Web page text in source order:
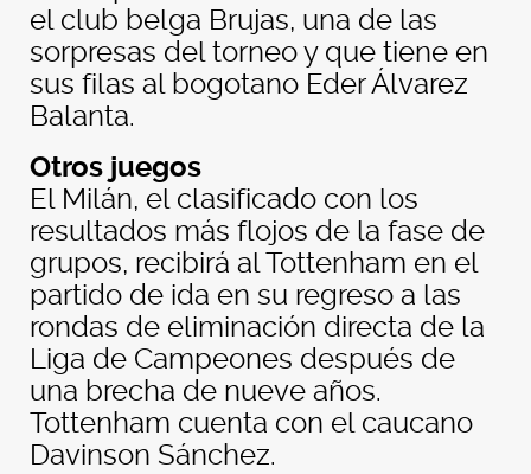
el club belga Brujas, una de las
sorpresas del torneo y que tiene en
sus filas al bogotano Eder Álvarez
Balanta.
Otros juegos
El Milán, el clasificado con los
resultados más flojos de la fase de
grupos, recibirá al Tottenham en el
partido de ida en su regreso a las
rondas de eliminación directa de la
Liga de Campeones después de
una brecha de nueve años.
Tottenham cuenta con el caucano
Davinson Sánchez.